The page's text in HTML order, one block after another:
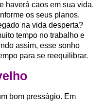
haverá caos em sua vida.
os seus planos.
na vida desperta?
tempo no trabalho e
assim, esse sonho
para se reequilibrar.
bom presságio. Em